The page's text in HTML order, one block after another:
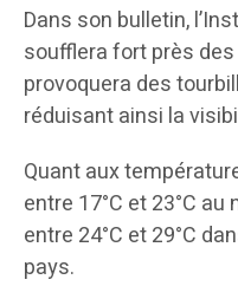
Dans son bulletin,
soufflera fort près
provoquera des
réduisant ainsi la
Quant aux
entre 17°C et 23°C
entre 24°C et 29°C
pays.